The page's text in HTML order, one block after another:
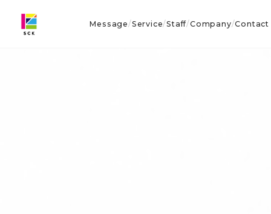
Message/Service/Staff/Company/Contact